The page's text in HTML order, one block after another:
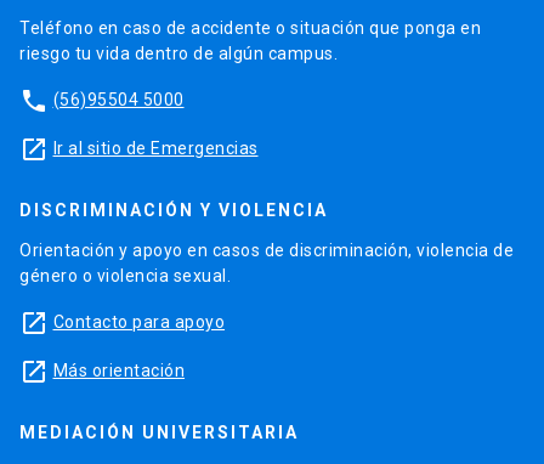
Teléfono en caso de accidente o situación que ponga en
riesgo tu vida dentro de algún campus.
phone (56)95504 5000
launch Ir al sitio de Emergencias
DISCRIMINACIÓN Y VIOLENCIA
Orientación y apoyo en casos de discriminación, violencia de
género o violencia sexual.
launch Contacto para apoyo
launch Más orientación
MEDIACIÓN UNIVERSITARIA